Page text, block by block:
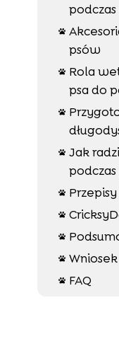

psów

Rola
psa do

 Jak



 Wniosek
 FAQ